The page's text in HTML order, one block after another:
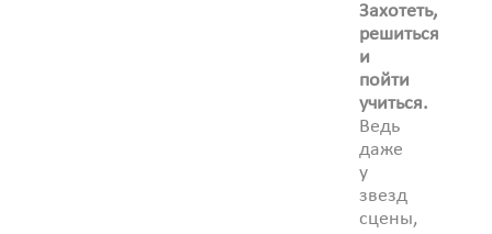
Захотеть,
решиться
и
пойти
учиться.
Ведь
даже
у
звезд
сцены,